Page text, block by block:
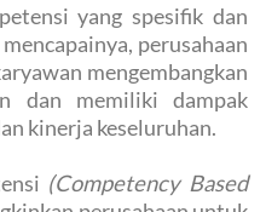
yang spesifik dan
perusahaan
mengembangkan
dan memiliki dampak
kinerja keseluruhan.
(Competency Based